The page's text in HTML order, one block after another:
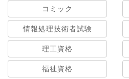
コミック
情報処理技術者試験
理工資格
福祉資格